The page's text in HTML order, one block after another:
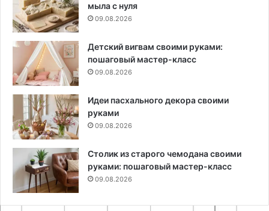
мыла с нуля
09.08.2026
Детский вигвам своими руками:
пошаговый мастер-класс
09.08.2026
Идеи пасхального декора своими
руками
09.08.2026
Столик из старого чемодана своими
руками: пошаговый мастер-класс
09.08.2026